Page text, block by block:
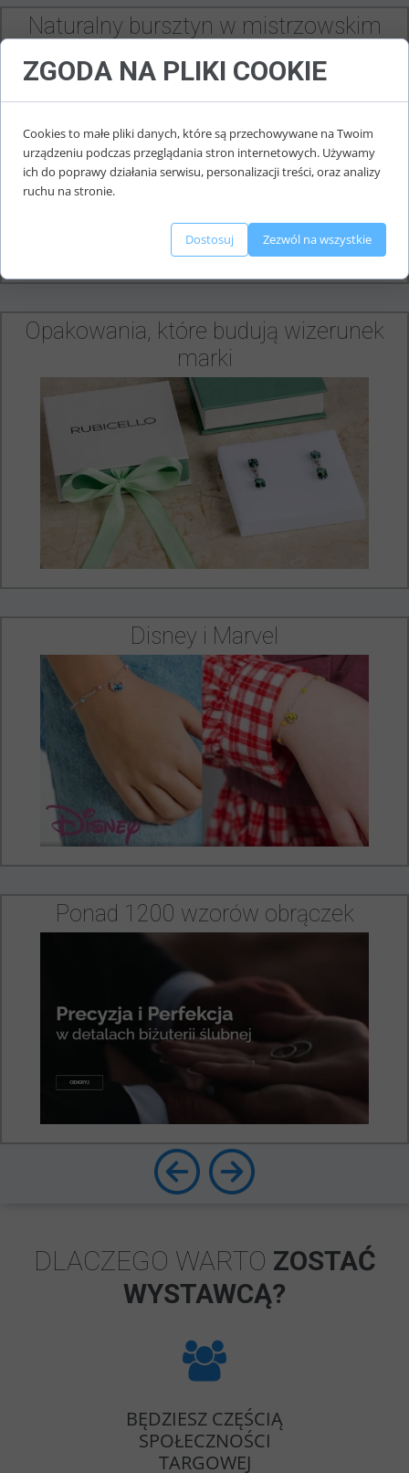
Naturalny bursztyn w mistrzowskim
Opakowania, które budują wizerunek
marki
Disney i Marvel
Ponad 1200 wzorów obrączek
DLACZEGO WARTO ZOSTAĆ
WYSTAWCĄ?
BĘDZIESZ CZĘŚCIĄ
SPOŁECZNOŚCI
TARGOWEJ
ZGODA NA PLIKI COOKIE
Cookies to małe pliki danych, które są przechowywane na Twoim
urządzeniu podczas przeglądania stron internetowych. Używamy
ich do poprawy działania serwisu, personalizacji treści, oraz analizy
ruchu na stronie.
Dostosuj Zezwól na wszystkie